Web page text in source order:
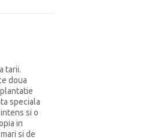
tarii.
doua
speciala
si o
in
si de